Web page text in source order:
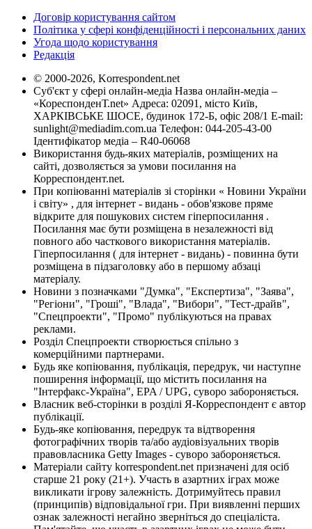
Договір користування сайтом
Політика у сфері конфіденційності і персональних даних
Угода щодо користування
Редакція
© 2000-2026, Korrespondent.net
Суб'єкт у сфері онлайн-медіа Назва онлайн-медіа –
«КореспонденТ.net» Адреса: 02091, місто Київ,
ХАРКІВСЬКЕ ШОСЕ, будинок 172-Б, офіс 208/1 E-mail:
sunlight@mediadim.com.ua Телефон: 044-205-43-00
Ідентифікатор медіа – R40-06068
Використання будь-яких матеріалів, розміщених на
сайті, дозволяється за умови посилання на
Корреспондент.net.
При копіюванні матеріалів зі сторінки « Новини України
і світу» , для інтернет - видань - обов'язкове пряме
відкрите для пошукових систем гіперпосилання .
Посилання має бути розміщена в незалежності від
повного або часткового використання матеріалів.
Гіперпосилання ( для інтернет - видань) - повинна бути
розміщена в підзаголовку або в першому абзаці
матеріалу.
Новини з позначками "Думка", "Експертиза", "Заява",
"Регіони", "Гроші", "Влада", "Вибори", "Тест-драйв",
"Спецпроекти", "Промо" публікуються на правах
реклами.
Розділ Спецпроекти створюється спільно з
комерційними партнерами.
Будь яке копіювання, публікація, передрук, чи наступне
поширення інформації, що містить посилання на
"Інтерфакс-Україна", EPA / UPG, суворо забороняється.
Власник веб-сторінки в розділі Я-Корреспондент є автор
публікації.
Будь-яке копіювання, передрук та відтворення
фотографічних творів та/або аудіовізуальних творів
правовласника Getty Images - суворо забороняється.
Матеріали сайту korrespondent.net призначені для осіб
старше 21 року (21+). Участь в азартних іграх може
викликати ігрову залежність. Дотримуйтесь правил
(принципів) відповідальної гри. При виявленні перших
ознак залежності негайно зверніться до спеціаліста.